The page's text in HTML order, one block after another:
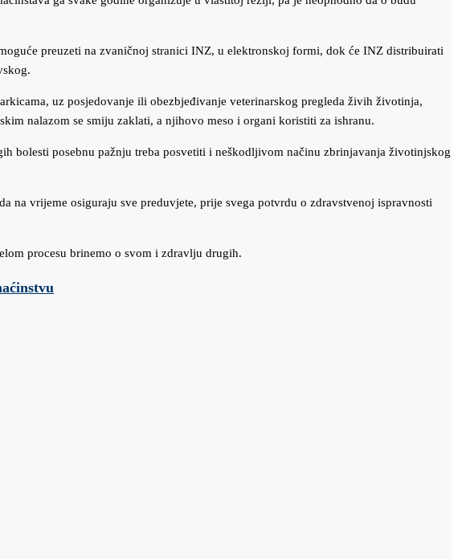
preuzeti na zvaničnoj stranici INZ, u elektronskoj formi, dok će INZ distribuirati
uz posjedovanje ili obezbjeđivanje veterinarskog pregleda živih životinja,
nalazom se smiju zaklati, a njihovo meso i organi koristiti za ishranu.
bolesti posebnu pažnju treba posvetiti i neškodljivom načinu zbrinjavanja životinjskog
na vrijeme osiguraju sve preduvjete, prije svega potvrdu o zdravstvenoj ispravnosti
procesu brinemo o svom i zdravlju drugih.